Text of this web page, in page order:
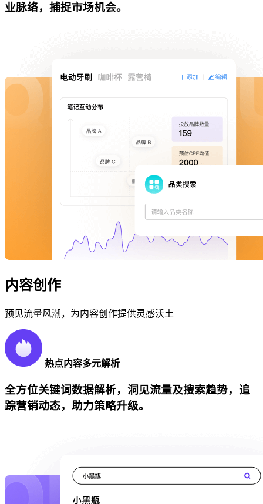
业脉络，捕捉市场机会。
内容创作
预见流量风潮，为内容创作提供灵感沃土
热点内容多元解析
全方位关键词数据解析，洞见流量及搜索趋势，追
踪营销动态，助力策略升级。